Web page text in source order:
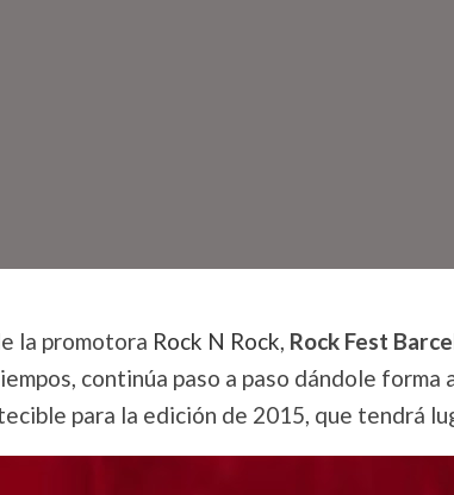
la promotora Rock N Rock, Rock Fest
continúa paso a paso dándole forma
para la edición de 2015, que tendrá